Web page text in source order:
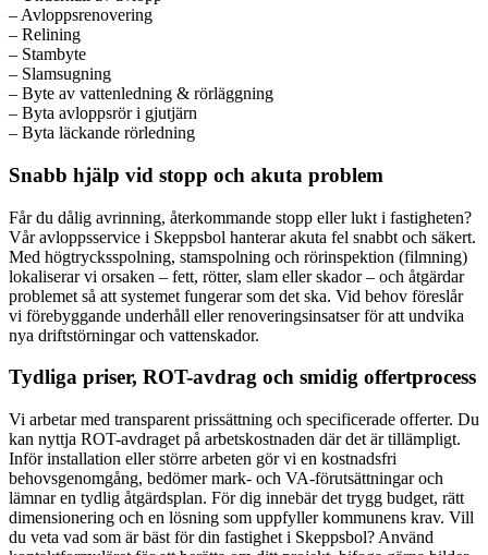
– Avloppsrenovering
– Relining
– Stambyte
– Slamsugning
– Byte av vattenledning & rörläggning
– Byta avloppsrör i gjutjärn
– Byta läckande rörledning
Snabb hjälp vid stopp och akuta problem
Får du dålig avrinning, återkommande stopp eller lukt i fastigheten?
Vår avloppsservice i Skeppsbol hanterar akuta fel snabbt och säkert.
Med högtrycksspolning, stamspolning och rörinspektion (filmning)
lokaliserar vi orsaken – fett, rötter, slam eller skador – och åtgärdar
problemet så att systemet fungerar som det ska. Vid behov föreslår
vi förebyggande underhåll eller renoveringsinsatser för att undvika
nya driftstörningar och vattenskador.
Tydliga priser, ROT-avdrag och smidig offertprocess
Vi arbetar med transparent prissättning och specificerade offerter. Du
kan nyttja ROT-avdraget på arbetskostnaden där det är tillämpligt.
Inför installation eller större arbeten gör vi en kostnadsfri
behovsgenomgång, bedömer mark- och VA-förutsättningar och
lämnar en tydlig åtgärdsplan. För dig innebär det trygg budget, rätt
dimensionering och en lösning som uppfyller kommunens krav. Vill
du veta vad som är bäst för din fastighet i Skeppsbol? Använd